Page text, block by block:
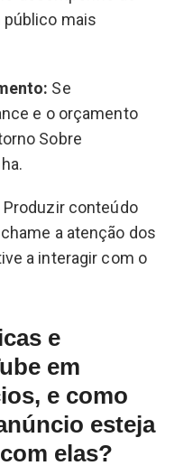
público mais
Se
e o orçamento
Sobre
Produzir conteúdo
a atenção dos
a interagir com o
e
em
e como
esteja
elas?